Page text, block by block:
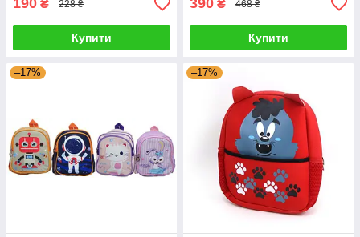
190 ₴ 228 ₴
Купити
390 ₴ 468 ₴
Купити
–17% –17%